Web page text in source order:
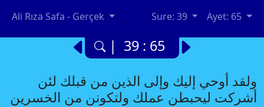
Ali Rıza Safa - Gerçek Sure: 39 Ayet: 65
| 39 : 65
ولقد أوحي إليك وإلى الذين من قبلك لئن
أشركت ليحبطن عملك ولتكونن من الخسرين